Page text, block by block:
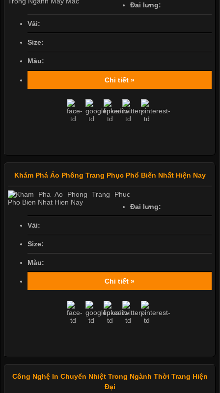
Đai lưng:
Vải:
Size:
Màu:
Chi tiết »
Khám Phá Áo Phông Trang Phục Phổ Biến Nhất Hiện Nay
Đai lưng:
Vải:
Size:
Màu:
Chi tiết »
Công Nghệ In Chuyển Nhiệt Trong Ngành Thời Trang Hiện
Đại